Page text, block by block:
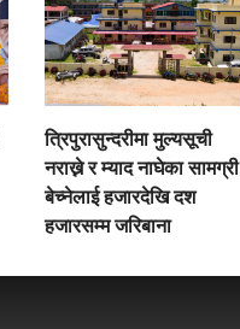
त्रिपुरासुन्दरीमा मुल्यसूची
नराख्ने र म्याद नाघेका सामग्री
बेच्नेलाई हजारदेखि दश
हजारसम्म जरिबाना